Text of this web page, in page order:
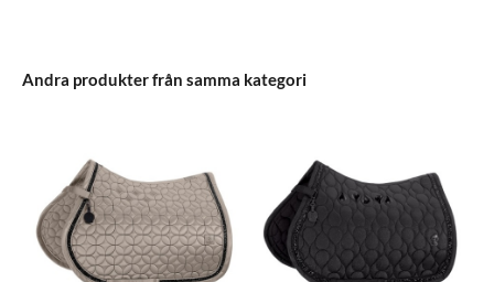
Andra produkter från samma kategori